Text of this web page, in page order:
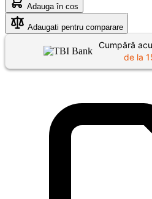
Adauga în cos
Adaugati pentru comparare
Cumpără
de la